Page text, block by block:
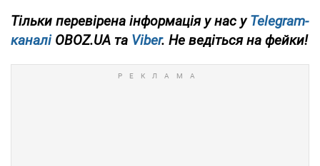
Тільки перевірена інформація у нас уTelegram-
каналіOBOZ.UA та Viber. Не ведіться на фейки!